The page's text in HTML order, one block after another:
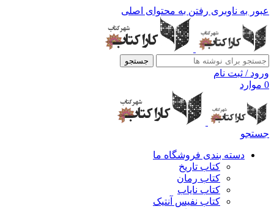
عبور به ناوبری رفتن به محتوای اصلی
جستجو
ورود / ثبت نام
0 موارد
جستجو
دسته بندی فروشگاه ما
کتاب تاریخ
کتاب رمان
کتاب نایاب
کتاب نفیس آنتیک